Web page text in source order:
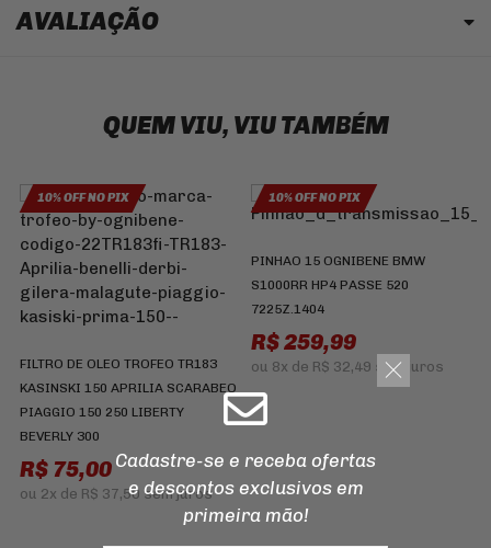
AVALIAÇÃO
QUEM VIU, VIU TAMBÉM
10% OFF NO PIX
FILTRO DE OLEO TROFEO TR183
KASINSKI 150 APRILIA SCARABEO
PIAGGIO 150 250 LIBERTY
BEVERLY 300
R$ 75,00
ou 2x de R$ 37,50 sem juros
10% OFF NO PIX
PINHAO 15 OGNIBENE BMW
S1000RR HP4 PASSE 520
7225Z.1404
R$ 259,99
ou 8x de R$ 32,49 sem juros
Cadastre-se e receba ofertas
e descontos exclusivos em
primeira mão!